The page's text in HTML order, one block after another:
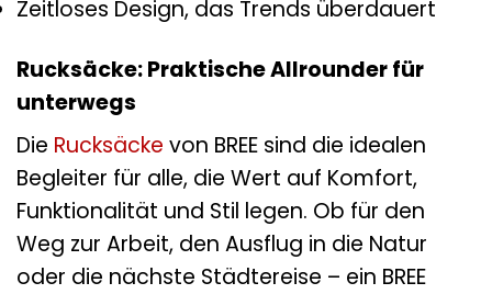
Zeitloses Design, das Trends überdauert
Rucksäcke: Praktische Allrounder für
unterwegs
Die Rucksäcke von BREE sind die idealen
Begleiter für alle, die Wert auf Komfort,
Funktionalität und Stil legen. Ob für den
Weg zur Arbeit, den Ausflug in die Natur
oder die nächste Städtereise – ein BREE